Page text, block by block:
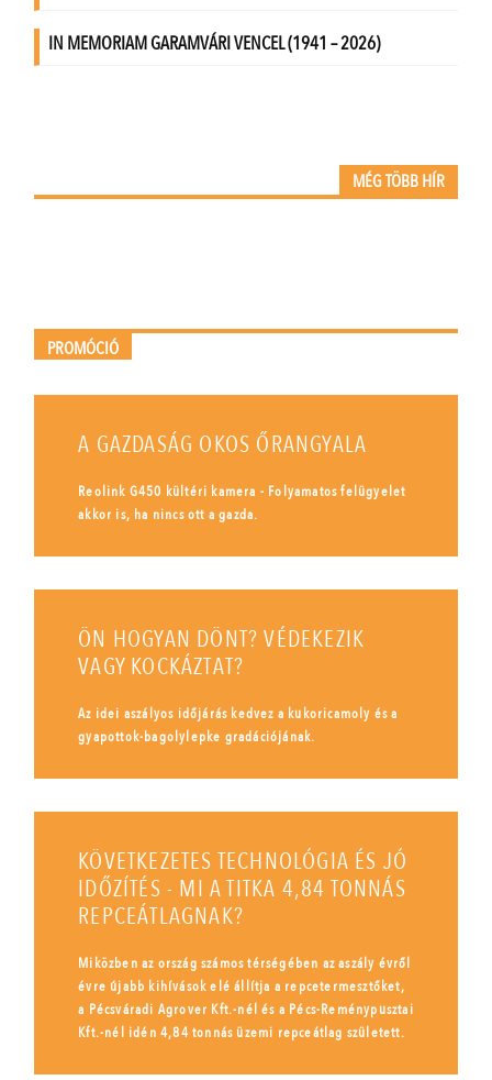
MÉG TÖBB HÍR
PROMÓCIÓ
A GAZDASÁG OKOS ŐRANGYALA
Reolink G450 kültéri kamera - Folyamatos felügyelet
akkor is, ha nincs ott a gazda.
ÖN HOGYAN DÖNT? VÉDEKEZIK
VAGY KOCKÁZTAT?
Az idei aszályos időjárás kedvez a kukoricamoly és a
gyapottok-bagolylepke gradációjának.
KÖVETKEZETES TECHNOLÓGIA ÉS JÓ
IDŐZÍTÉS - MI A TITKA 4,84 TONNÁS
REPCEÁTLAGNAK?
Miközben az ország számos térségében az aszály évről
évre újabb kihívások elé állítja a repcetermesztőket,
a Pécsváradi Agrover Kft.-nél és a Pécs-Reménypusztai
Kft.-nél idén 4,84 tonnás üzemi repceátlag született.